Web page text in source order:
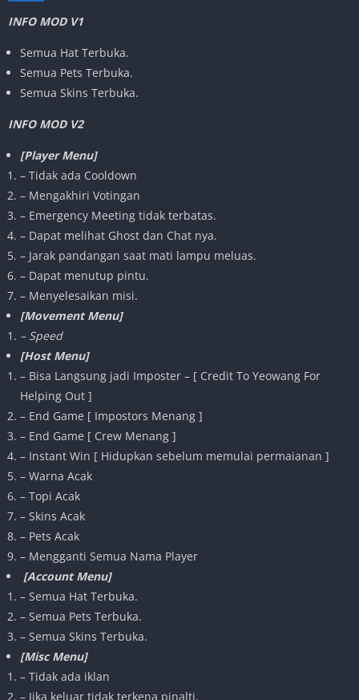
INFO MOD V1
Semua Hat Terbuka.
Semua Pets Terbuka.
Semua Skins Terbuka.
INFO MOD V2
[Player Menu]
– Tidak ada Cooldown
– Mengakhiri Votingan
– Emergency Meeting tidak terbatas.
– Dapat melihat Ghost dan Chat nya.
– Jarak pandangan saat mati lampu meluas.
– Dapat menutup pintu.
– Menyelesaikan misi.
[Movement Menu]
– Speed
[Host Menu]
– Bisa Langsung jadi Imposter – [ Credit To Yeowang For
Helping Out ]
– End Game [ Impostors Menang ]
– End Game [ Crew Menang ]
– Instant Win [ Hidupkan sebelum memulai permaianan ]
– Warna Acak
– Topi Acak
– Skins Acak
– Pets Acak
– Mengganti Semua Nama Player
[Account Menu]
– Semua Hat Terbuka.
– Semua Pets Terbuka.
– Semua Skins Terbuka.
[Misc Menu]
– Tidak ada iklan
– Jika keluar tidak terkena pinalti.